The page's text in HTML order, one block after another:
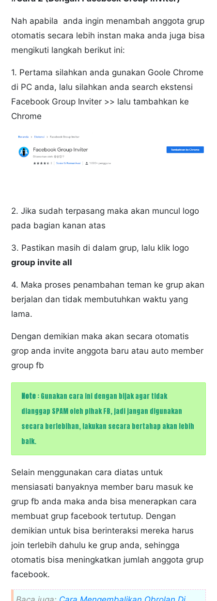
Nah apabila anda ingin menambah anggota grup
otomatis secara lebih instan maka anda juga bisa
mengikuti langkah berikut ini:
1. Pertama silahkan anda gunakan Goole Chrome
di PC anda, lalu silahkan anda search ekstensi
Facebook Group Inviter >> lalu tambahkan ke
Chrome
2. Jika sudah terpasang maka akan muncul logo
pada bagian kanan atas
3. Pastikan masih di dalam grup, lalu klik logo
group invite all
4. Maka proses penambahan teman ke grup akan
berjalan dan tidak membutuhkan waktu yang
lama.
Dengan demikian maka akan secara otomatis
grop anda invite anggota baru atau auto member
group fb
Note: Gunakan cara ini dengan bijak agar tidak
dianggap SPAM oleh pihak FB, jadi jangan digunakan
secara berlebihan, lakukan secara bertahap akan lebih
baik.
Selain menggunakan cara diatas untuk
mensiasati banyaknya member baru masuk ke
grup fb anda maka anda bisa menerapkan cara
membuat grup facebook tertutup. Dengan
demikian untuk bisa berinteraksi mereka harus
join terlebih dahulu ke grup anda, sehingga
otomatis bisa meningkatkan jumlah anggota grup
facebook.